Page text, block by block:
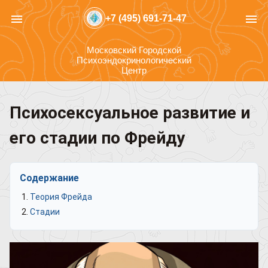
menu +7 (495) 691-71-47 menu
Московский Городской
Психоэндокринологический
Центр
Психосексуальное развитие и
его стадии по Фрейду
Содержание
Теория Фрейда
Стадии